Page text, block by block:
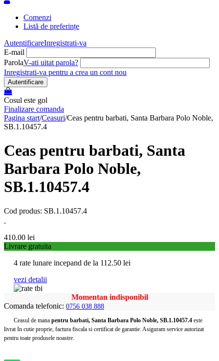
Comenzi
Listă de preferințe
AutentificareInregistrati-va
E-mail
ParolaV-ati uitat parola?
Inregistrati-va pentru a crea un cont nou
Autentificare
Cosul este gol
Finalizare comanda
Pagina start/Ceasuri/Ceas pentru barbati, Santa Barbara Polo Noble,
SB.1.10457.4
Ceas pentru barbati, Santa
Barbara Polo Noble,
SB.1.10457.4
Cod produs: SB.1.10457.4
410.00 lei
Livrare gratuita
4 rate lunare incepand de la 112.50 lei
vezi detalii
Momentan indisponibil
Comanda telefonic: 0756 038 888
Ceasul de mana pentru barbati, Santa Barbara Polo Noble, SB.1.10457.4 este
livrat In cutie proprie, factura fiscala si certificat de garantie. Asiguram service autorizat
pentru toate produsele noastre.